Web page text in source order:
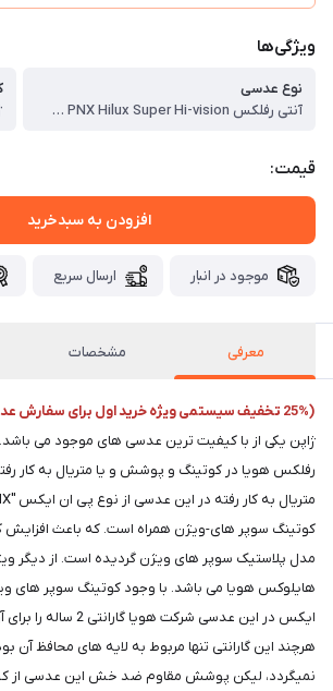
ویژگی‌ها
نوع عدسی
آنتی رفلکس HOYA PNX Hilux Super Hi-vision
قیمت:
افزودن به سبدخرید
موجود در انبار ارسال سریع
معرفی مشخصات
(25% تخفیف سیستمی ویژه خرید اول برای سفارش عدسی هویا)
ژاپن یکی از با کیفیت ترین عدسی های موجود می
رفلکس هویا در کوتینگ و پوشش و یا متریال به کار
کوتینگ سوپر های-ویژن همراه است. که باعث
مدل پلاستیک سوپر های ویژن گردیده است. از دیگر
هایلوکس هویا می باشد. با وجود کوتینگ سوپر های
ایکس در این عدسی شرکت
هرچند این گارانتی تنها مربوط به لایه های محافظ
نمیگردد، لیکن پوشش مقاوم ضد خش این عدسی از